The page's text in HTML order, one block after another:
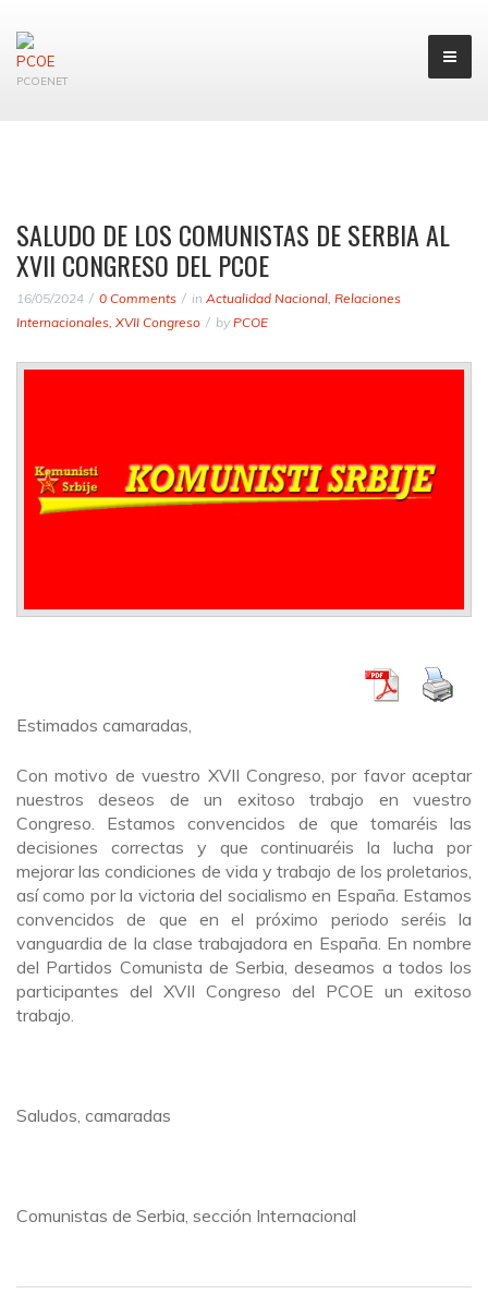
PCOENET
SALUDO DE LOS COMUNISTAS DE SERBIA AL
XVII CONGRESO DEL PCOE
16/05/2024 0 Comments in Actualidad Nacional, Relaciones
Internacionales, XVII Congreso by PCOE
Estimados camaradas,
Con motivo de vuestro XVII Congreso, por favor aceptar
nuestros deseos de un exitoso trabajo en vuestro
Congreso. Estamos convencidos de que tomaréis las
decisiones correctas y que continuaréis la lucha por
mejorar las condiciones de vida y trabajo de los proletarios,
así como por la victoria del socialismo en España. Estamos
convencidos de que en el próximo periodo seréis la
vanguardia de la clase trabajadora en España. En nombre
del Partidos Comunista de Serbia, deseamos a todos los
participantes del XVII Congreso del PCOE un exitoso
trabajo.
Saludos, camaradas
Comunistas de Serbia, sección Internacional